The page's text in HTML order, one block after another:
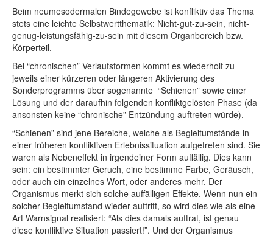
Beim neumesodermalen Bindegewebe ist konfliktiv das Thema
stets eine leichte Selbstwertthematik: Nicht-gut-zu-sein, nicht-
genug-leistungsfähig-zu-sein mit diesem Organbereich bzw.
Körperteil.
Bei “chronischen” Verlaufsformen kommt es wiederholt zu
jeweils einer kürzeren oder längeren Aktivierung des
Sonderprogramms über sogenannte “Schienen” sowie einer
Lösung und der daraufhin folgenden konfliktgelösten Phase (da
ansonsten keine “chronische” Entzündung auftreten würde).
“Schienen” sind jene Bereiche, welche als Begleitumstände in
einer früheren konfliktiven Erlebnissituation aufgetreten sind. Sie
waren als Nebeneffekt in irgendeiner Form auffällig. Dies kann
sein: ein bestimmter Geruch, eine bestimme Farbe, Geräusch,
oder auch ein einzelnes Wort, oder anderes mehr. Der
Organismus merkt sich solche auffälligen Effekte. Wenn nun ein
solcher Begleitumstand wieder auftritt, so wird dies wie als eine
Art Warnsignal realisiert: “Als dies damals auftrat, ist genau
diese konfliktive Situation passiert!”. Und der Organismus